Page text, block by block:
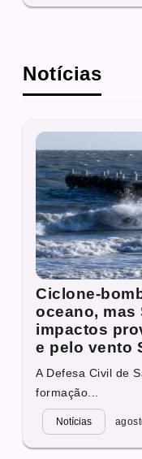
Notícias
Ciclone-
oceano, mas
impactos
e pelo vento
A Defesa Civil de
formação...
Notícias